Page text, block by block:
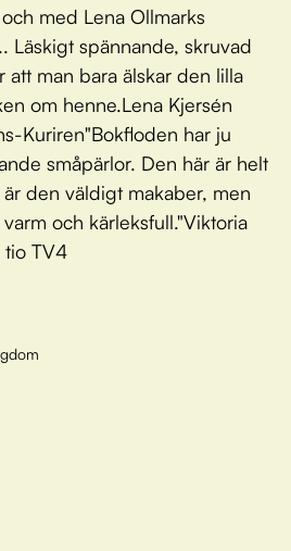
med Lena Ollmarks
Läskigt spännande, skruvad
att man bara älskar den lilla
om henne.Lena Kjersén
Kuriren"Bokfloden har ju
småpärlor. Den här är helt
är den väldigt makaber, men
och kärleksfull."Viktoria
tio TV4